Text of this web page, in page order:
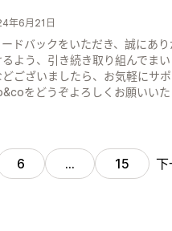
年6月21日
ドバックをいただき、誠にあ
よう、引き続き取り組んでまい
ございましたら、お気軽にサ
をどうぞよろしくお願いいた
6 … 15 下